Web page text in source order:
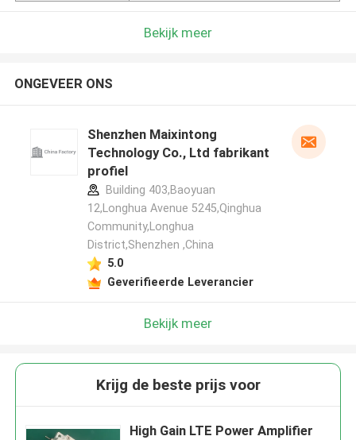
Bekijk meer
ONGEVEER ONS
Shenzhen Maixintong
Technology Co., Ltd fabrikant
profiel
Building 403,Baoyuan
12,Longhua Avenue 5245,Qinghua
Community,Longhua
District,Shenzhen ,China
5.0
Geverifieerde Leverancier
Bekijk meer
Krijg de beste prijs voor
High Gain LTE Power Amplifier